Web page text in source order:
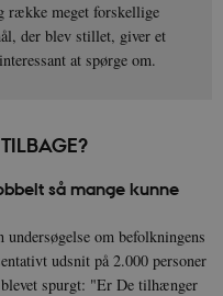
række meget forskellige
der blev stillet, giver et
at spørge om.
så mange kunne
om befolkningens
udsnit på 2.000 personer
spurgt: "Er De tilhænger